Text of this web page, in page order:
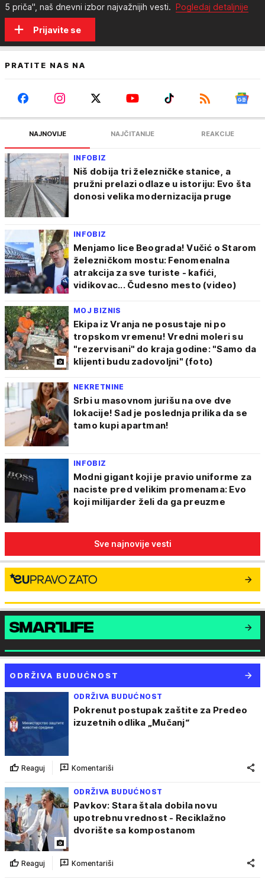
5 priča", naš dnevni izbor najvažnijih vesti. Pogledaj detaljnije
Prijavite se
PRATITE NAS NA
NAJNOVIJE NAJČITANIJE REAKCIJE
INFOBIZ
Niš dobija tri železničke stanice, a
pružni prelazi odlaze u istoriju: Evo šta
donosi velika modernizacija pruge
INFOBIZ
Menjamo lice Beograda! Vučić o Starom
železničkom mostu: Fenomenalna
atrakcija za sve turiste - kafići,
vidikovac... Čudesno mesto (video)
MOJ BIZNIS
Ekipa iz Vranja ne posustaje ni po
tropskom vremenu! Vredni moleri su
"rezervisani" do kraja godine: "Samo da
klijenti budu zadovoljni" (foto)
NEKRETNINE
Srbi u masovnom jurišu na ove dve
lokacije! Sad je poslednja prilika da se
tamo kupi apartman!
INFOBIZ
Modni gigant koji je pravio uniforme za
naciste pred velikim promenama: Evo
koji milijarder želi da ga preuzme
Sve najnovije vesti
ODRŽIVA BUDUĆNOST
ODRŽIVA BUDUĆNOST
Pokrenut postupak zaštite za Predeo
izuzetnih odlika „Mučanj“
Reaguj Komentariši
ODRŽIVA BUDUĆNOST
Pavkov: Stara štala dobila novu
upotrebnu vrednost - Reciklažno
dvorište sa kompostanom
Reaguj Komentariši